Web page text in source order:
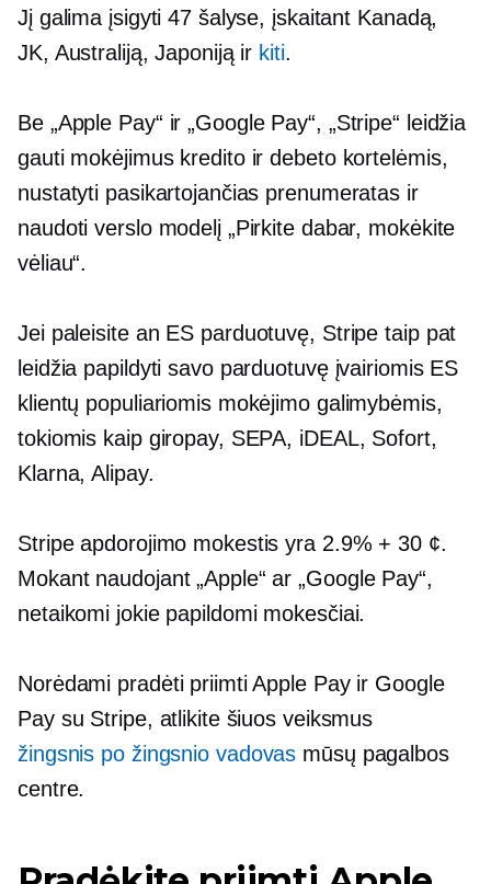
Jį galima įsigyti 47 šalyse, įskaitant Kanadą,
JK, Australiją, Japoniją ir kiti.
Be „Apple Pay“ ir „Google Pay“, „Stripe“ leidžia
gauti mokėjimus kredito ir debeto kortelėmis,
nustatyti pasikartojančias prenumeratas ir
naudoti verslo modelį „Pirkite dabar, mokėkite
vėliau“.
Jei paleisite an ES parduotuvę, Stripe taip pat
leidžia papildyti savo parduotuvę įvairiomis ES
klientų populiariomis mokėjimo galimybėmis,
tokiomis kaip giropay, SEPA, iDEAL, Sofort,
Klarna, Alipay.
Stripe apdorojimo mokestis yra 2.9% + 30 ¢.
Mokant naudojant „Apple“ ar „Google Pay“,
netaikomi jokie papildomi mokesčiai.
Norėdami pradėti priimti Apple Pay ir Google
Pay su Stripe, atlikite šiuos veiksmus
žingsnis po žingsnio vadovas mūsų pagalbos
centre.